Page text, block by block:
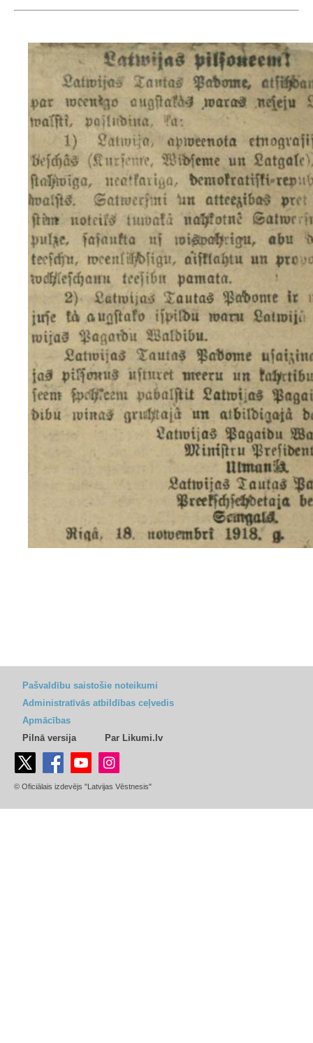
Pašvaldību saistošie noteikumi
Administratīvās atbildības ceļvedis
Apmācības
Pilnā versija
Par Likumi.lv
© Oficiālais izdevējs "Latvijas Vēstnesis"